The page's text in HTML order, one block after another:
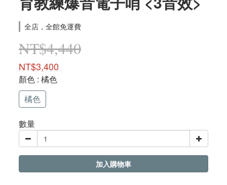
全店，全館免運費
NT$4,440
NT$3,400
顏色 : 橘色
橘色
數量
加入購物車